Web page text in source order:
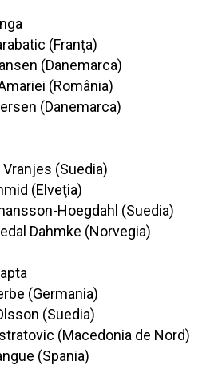
(Franţa)
(Danemarca)
(România)
(Danemarca)
(Suedia)
(Elveţia)
Hoegdahl (Suedia)
Dahmke (Norvegia)
(Germania)
(Suedia)
(Macedonia de Nord)
(Spania)